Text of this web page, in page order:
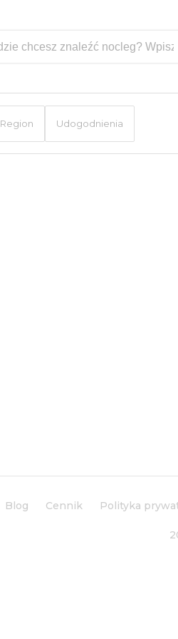
Region Udogodnienia
Blog Cennik Polityka